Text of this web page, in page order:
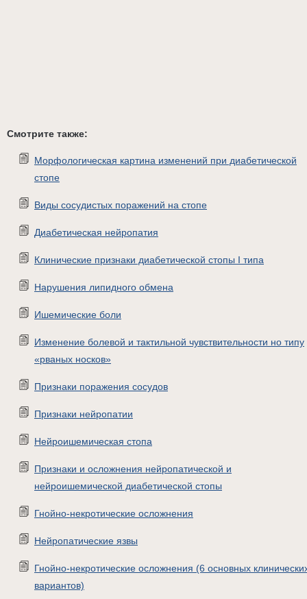
Смотрите также:
Морфологическая картина изменений при диабетической
стопе
Виды сосудистых поражений на стопе
Диабетическая нейропатия
Клинические признаки диабетической стопы I типа
Нарушения липидного обмена
Ишемические боли
Изменение болевой и тактильной чувствительности но типу
«рваных носков»
Признаки поражения сосудов
Признаки нейропатии
Нейроишемическая стопа
Признаки и осложнения нейропатической и
нейроишемической диабетической стопы
Гнойно-некротические осложнения
Нейропатические язвы
Гнойно-некротические осложнения (6 основных
вариантов)